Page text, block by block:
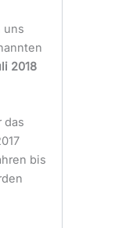
uns
2018
das
bis